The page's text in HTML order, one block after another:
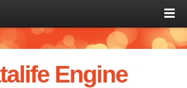
Engine